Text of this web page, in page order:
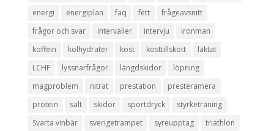
energi
energiplan faq fett
frågeavsnitt
frågor och svar
intervaller intervju
ironman
koffein
kolhydrater kost kosttillskott
laktat
LCHF
lyssnarfrågor längdskidor
löpning
magproblem
nitrat prestation
presteramera
protein
salt skidor sportdryck
styrketräning
Svarta vinbär
sverigetrampet syreupptag triathlon